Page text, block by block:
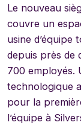
Le nouveau
couvre un
usine d’équipe
depuis près de
700 employés.
technologique
pour la
l’équipe à